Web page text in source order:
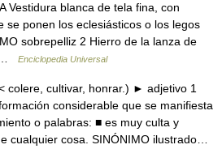
Vestidura blanca de tela fina, con
se ponen los eclesiásticos o los legos
sobrepelliz 2 Hierro de la lanza de
…
Enciclopedia Universal
colere, cultivar, honrar.) ► adjetivo 1
considerable que se manifiesta
o palabras: ■ es muy culta y
cualquier cosa. SINÓNIMO ilustrado…